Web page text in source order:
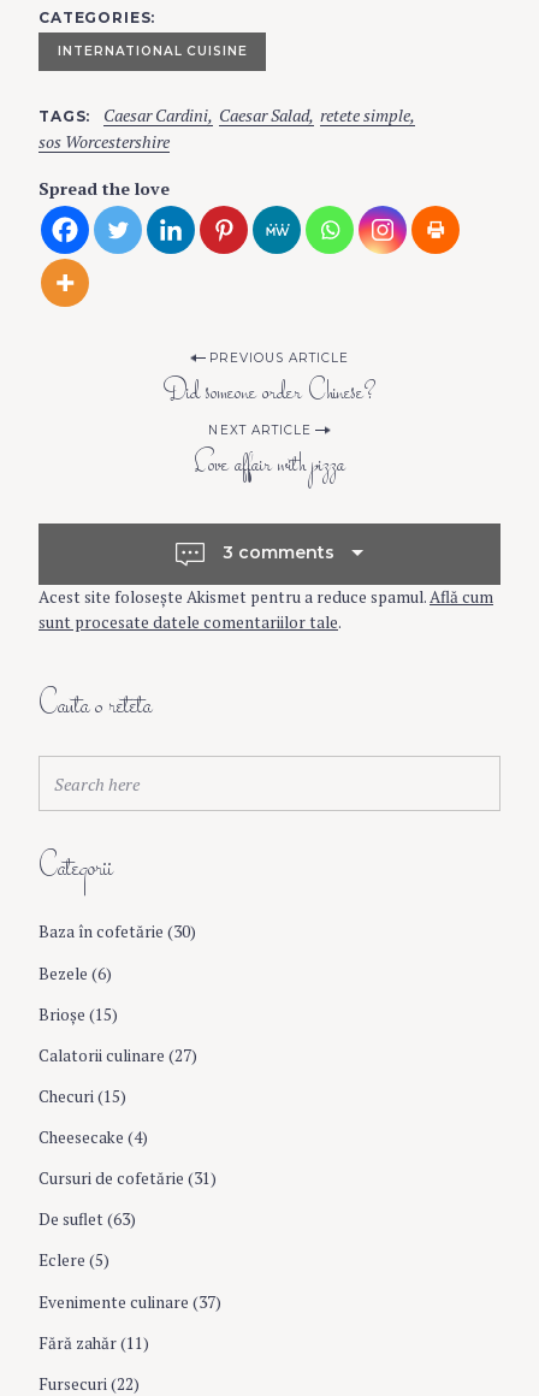
CATEGORIES
INTERNATIONAL CUISINE
TAGS Caesar Cardini Caesar Salad retete simple
sos Worcestershire
Spread the love
s
t
n
a
v
i
g
a
t
i
o
n
PREVIOUS ARTICLE
Did someone order Chinese?
NEXT ARTICLE
Love affair with pizza
3 comments
Acest site folosește Akismet pentru a reduce spamul.Află cum
sunt procesate datele comentariilor tale.
Cauta o reteta
a
c
o
r
Categorii
Baza în cofetărie (30)
Bezele (6)
Brioşe (15)
Calatorii culinare (27)
Checuri(15)
Cheesecake (4)
Cursuri de cofetărie (31)
De suflet(63)
Eclere (5)
Evenimente culinare (37)
Fără zahăr(11)
Fursecuri(22)